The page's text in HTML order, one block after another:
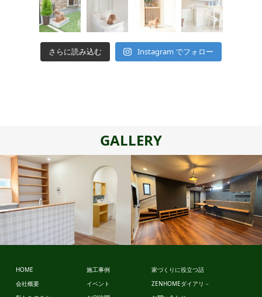
さらに読み込む Instagram でフォロー
GALLERY
ビュッフェ
ビュッフェ
スタイル
HOME
会社概要
施工事例
イベント
家づくりに役立つ話
ZENHOMEダイアリ－